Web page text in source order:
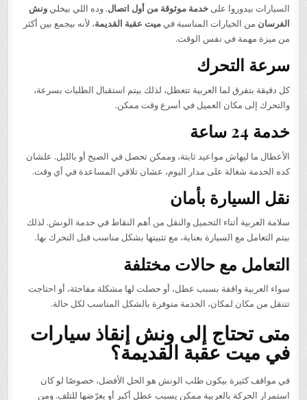
السيارات بيدوروا علىخدمة موثوقة من أول اتصال. وده اللي بيخليونش
الفرسان من الخيارات المناسبة فيميت عقبة القديمة، لأنه بيجمع بين أكثر
من ميزة مهمة في نفس الوقت.
سرعة التحرك
كل دقيقة بتفرق لما العربية تتعطل، لذلك بيتم استقبال الطلبات بسرعة،
والتحرك إلى مكان العميل في أسرع وقت ممكن.
خدمة 24 ساعة
الأعطال ما ليهاش مواعيد ثابتة، وممكن تحصل في الصبح أو بالليل. علشان
كده الخدمة شغالة على مدار اليوم، عشان تلاقي المساعدة في أي وقت.
نقل السيارة بأمان
سلامة العربية أثناء التحميل والنقل من أهم النقاط في خدمة الونش. لذلك
بيتم التعامل مع السيارة بعناية، مع تثبيتها بشكل مناسب قبل التحرك بها.
التعامل مع حالات مختلفة
سواء العربية واقفة بسبب عطل، أو حصلت لها مشكلة مفاجئة، أو احتاجت
تتنقل من مكان لمكان، الخدمة متوفرة بالشكل المناسب لكل حالة.
متى تحتاج إلى ونش إنقاذ سيارات
في ميت عقبة القديمة؟
في مواقف كثيرة بيكون طلب الونش هو الحل الأفضل، خصوصًا لو كان
استمرار الحركة بالعربية ممكن يسبب عطل أكبر أو يعرّضها للتلف. ومن